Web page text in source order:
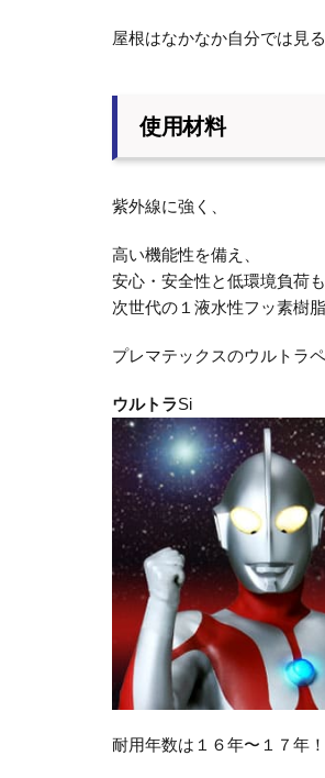
屋根はなかなか自分では見
使用材料
紫外線に強く、
高い機能性を備え、
安心・安全性と低環境負荷
次世代の１液水性フッ素樹脂
プレマテックスのウルトラ
ウルトラSi
耐用年数は１６年〜１７年！